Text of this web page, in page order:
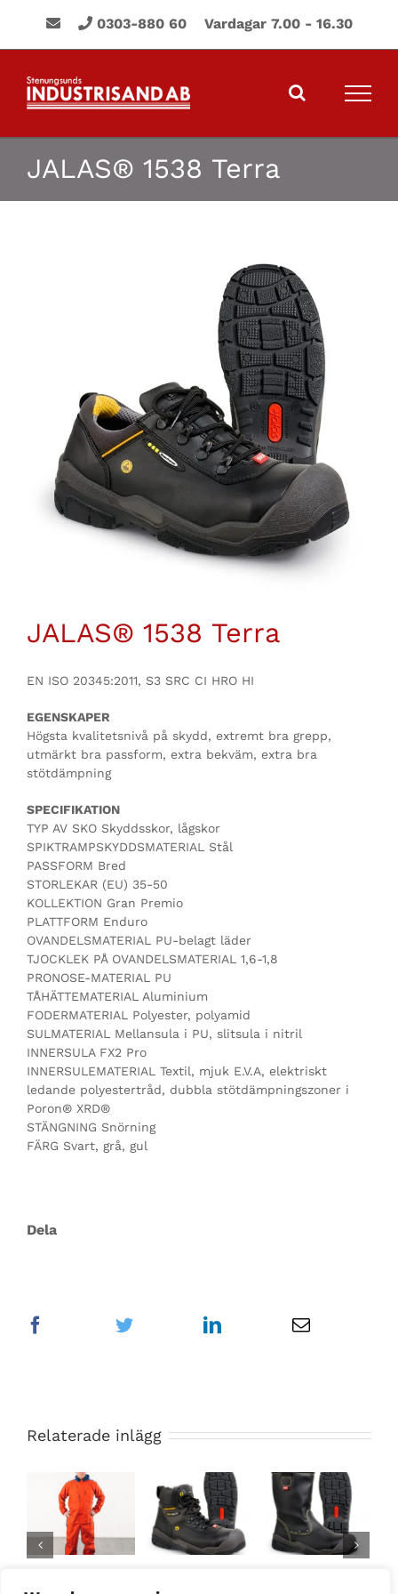
0303-880 60 Vardagar 7.00 - 16.30
JALAS® 1538 Terra
JALAS® 1538 Terra
EN ISO 20345:2011, S3 SRC CI HRO HI
EGENSKAPER
Högsta kvalitetsnivå på skydd, extremt bra grepp,
utmärkt bra passform, extra bekväm, extra bra
stötdämpning
SPECIFIKATION
TYP AV SKO Skyddsskor, lågskor
SPIKTRAMPSKYDDSMATERIAL Stål
PASSFORM Bred
STORLEKAR (EU) 35-50
KOLLEKTION Gran Premio
PLATTFORM Enduro
OVANDELSMATERIAL PU-belagt läder
TJOCKLEK PÅ OVANDELSMATERIAL 1,6-1,8
PRONOSE-MATERIAL PU
TÅHÄTTEMATERIAL Aluminium
FODERMATERIAL Polyester, polyamid
SULMATERIAL Mellansula i PU, slitsula i nitril
INNERSULA FX2 Pro
INNERSULEMATERIAL Textil, mjuk E.V.A, elektriskt
ledande polyestertråd, dubbla stötdämpningszoner i
Poron® XRD®
STÄNGNING Snörning
FÄRG Svart, grå, gul
Dela
Relaterade inlägg